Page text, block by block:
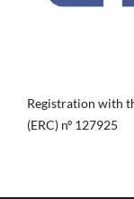
Registration with
(ERC) nº 127925